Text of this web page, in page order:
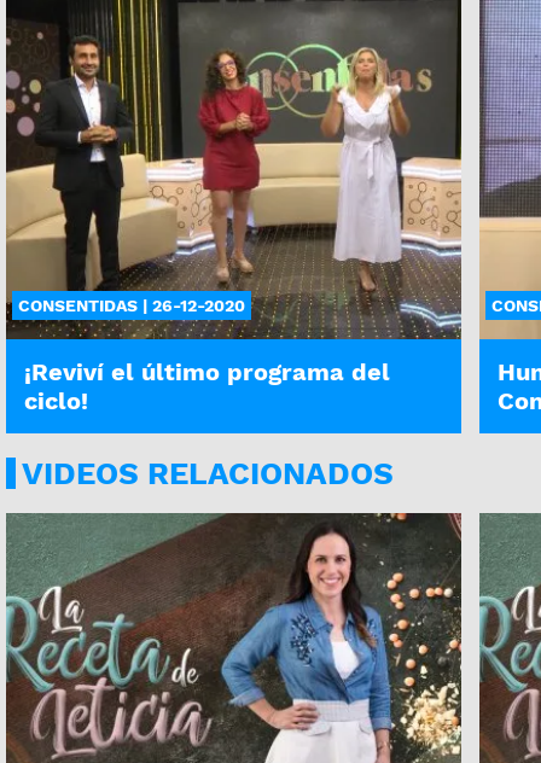
CONSENTIDAS | 26-12-2020
¡Reviví el último programa del
ciclo!
VIDEOS RELACIONADOS